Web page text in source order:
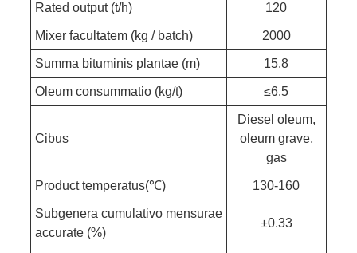
Rated output (t/h) 120
Mixer facultatem (kg / batch) 2000
Summa bituminis plantae (m) 15.8
Oleum consummatio (kg/t) ≤6.5
Cibus
Diesel oleum,
oleum grave,
gas
Product temperatus(℃) 130-160
Subgenera cumulativo mensurae
accurate (%)
±0.33